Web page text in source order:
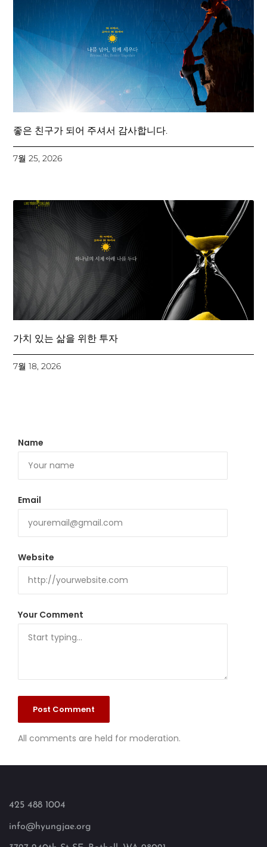
좋은 친구가 되어 주셔서 감사합니다.
7월 25, 2026
가치 있는 삶을 위한 투자
7월 18, 2026
Your Comment
All comments are held for moderation.
Name
Email
Website
425 488 1004
info@hyungjae.org